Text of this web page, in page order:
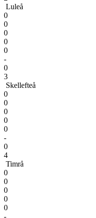
Luleå
0
0
0
0
0
-
0
3
Skellefteå
0
0
0
0
0
-
0
4
Timrå
0
0
0
0
0
-